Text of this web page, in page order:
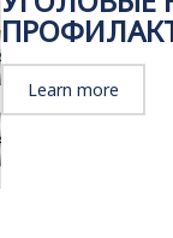
Learn more